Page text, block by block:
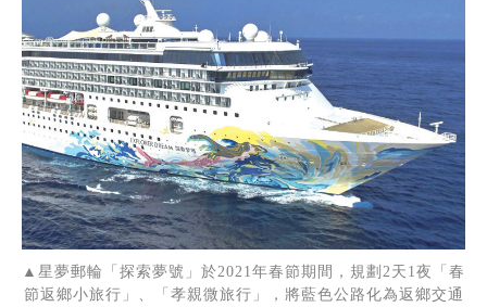
▲星夢郵輪「探索夢號」於2021年春節期間，規劃2天1夜「春
節返鄉小旅行」、「孝親微旅行」，將藍色公路化為返鄉交通